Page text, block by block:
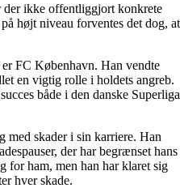
der ikke offentliggjort konkrete
højt niveau forventes det dog, at
FC København. Han vendte
en vigtig rolle i holdets angreb.
både i den danske Superliga
med skader i sin karriere. Han
der har begrænset hans
for ham, men han har klaret sig
hver skade.